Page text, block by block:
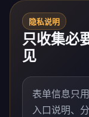
隐私说明
只收集必
见
表单信息只
入口说明、